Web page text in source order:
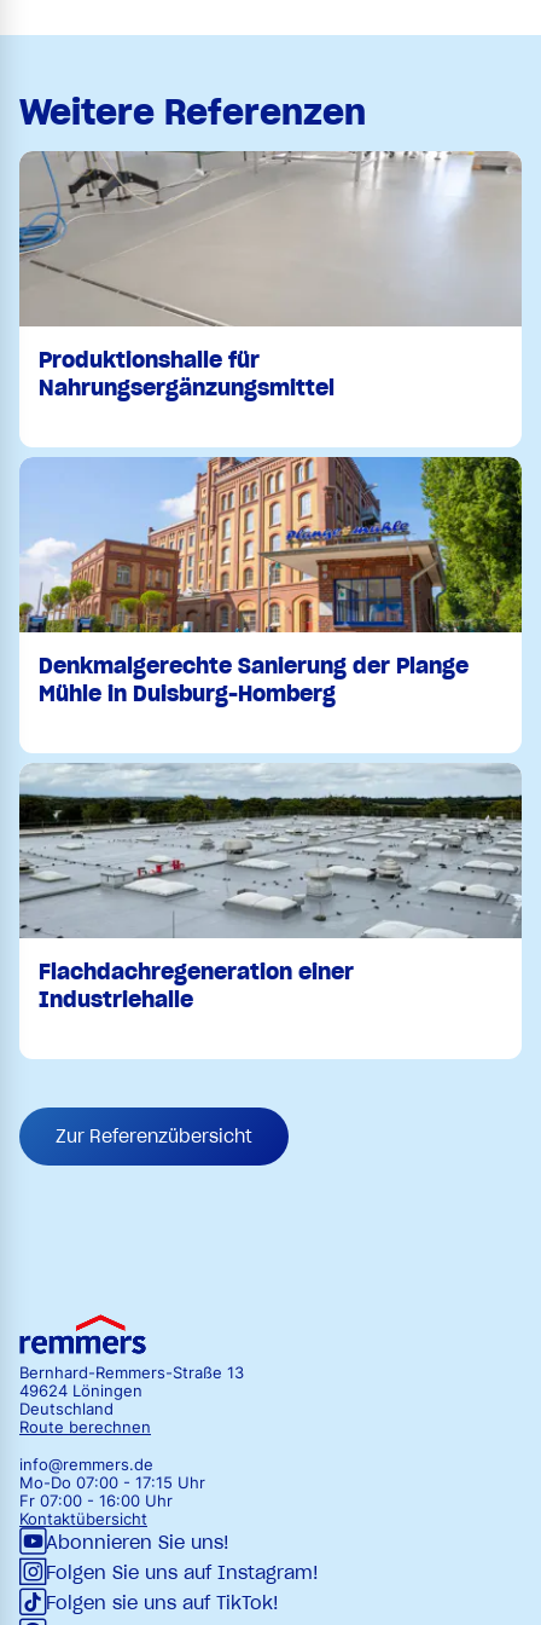
Weitere Referenzen
Produktionshalle für
Nahrungsergänzungsmittel
Denkmalgerechte Sanierung der Plange
Mühle in Duisburg-Homberg
Flachdachregeneration einer
Industriehalle
Zur Referenzübersicht
Bernhard-Remmers-Straße 13
49624 Löningen
Deutschland
Route berechnen
info@remmers.de
Mo-Do 07:00 - 17:15 Uhr
Fr 07:00 - 16:00 Uhr
Kontaktübersicht
Abonnieren Sie uns!
Folgen Sie uns auf Instagram!
Folgen sie uns auf TikTok!